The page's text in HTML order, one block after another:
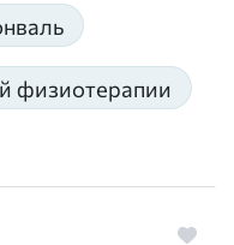
физиотерапии